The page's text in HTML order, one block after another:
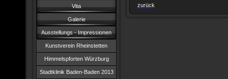
Vita
Galerie
Ausstellungs - Impressionen
Kunstverein Rheinstetten
Himmelspforten Würzburg
Stadtklinik Baden-Baden 2013
zurück